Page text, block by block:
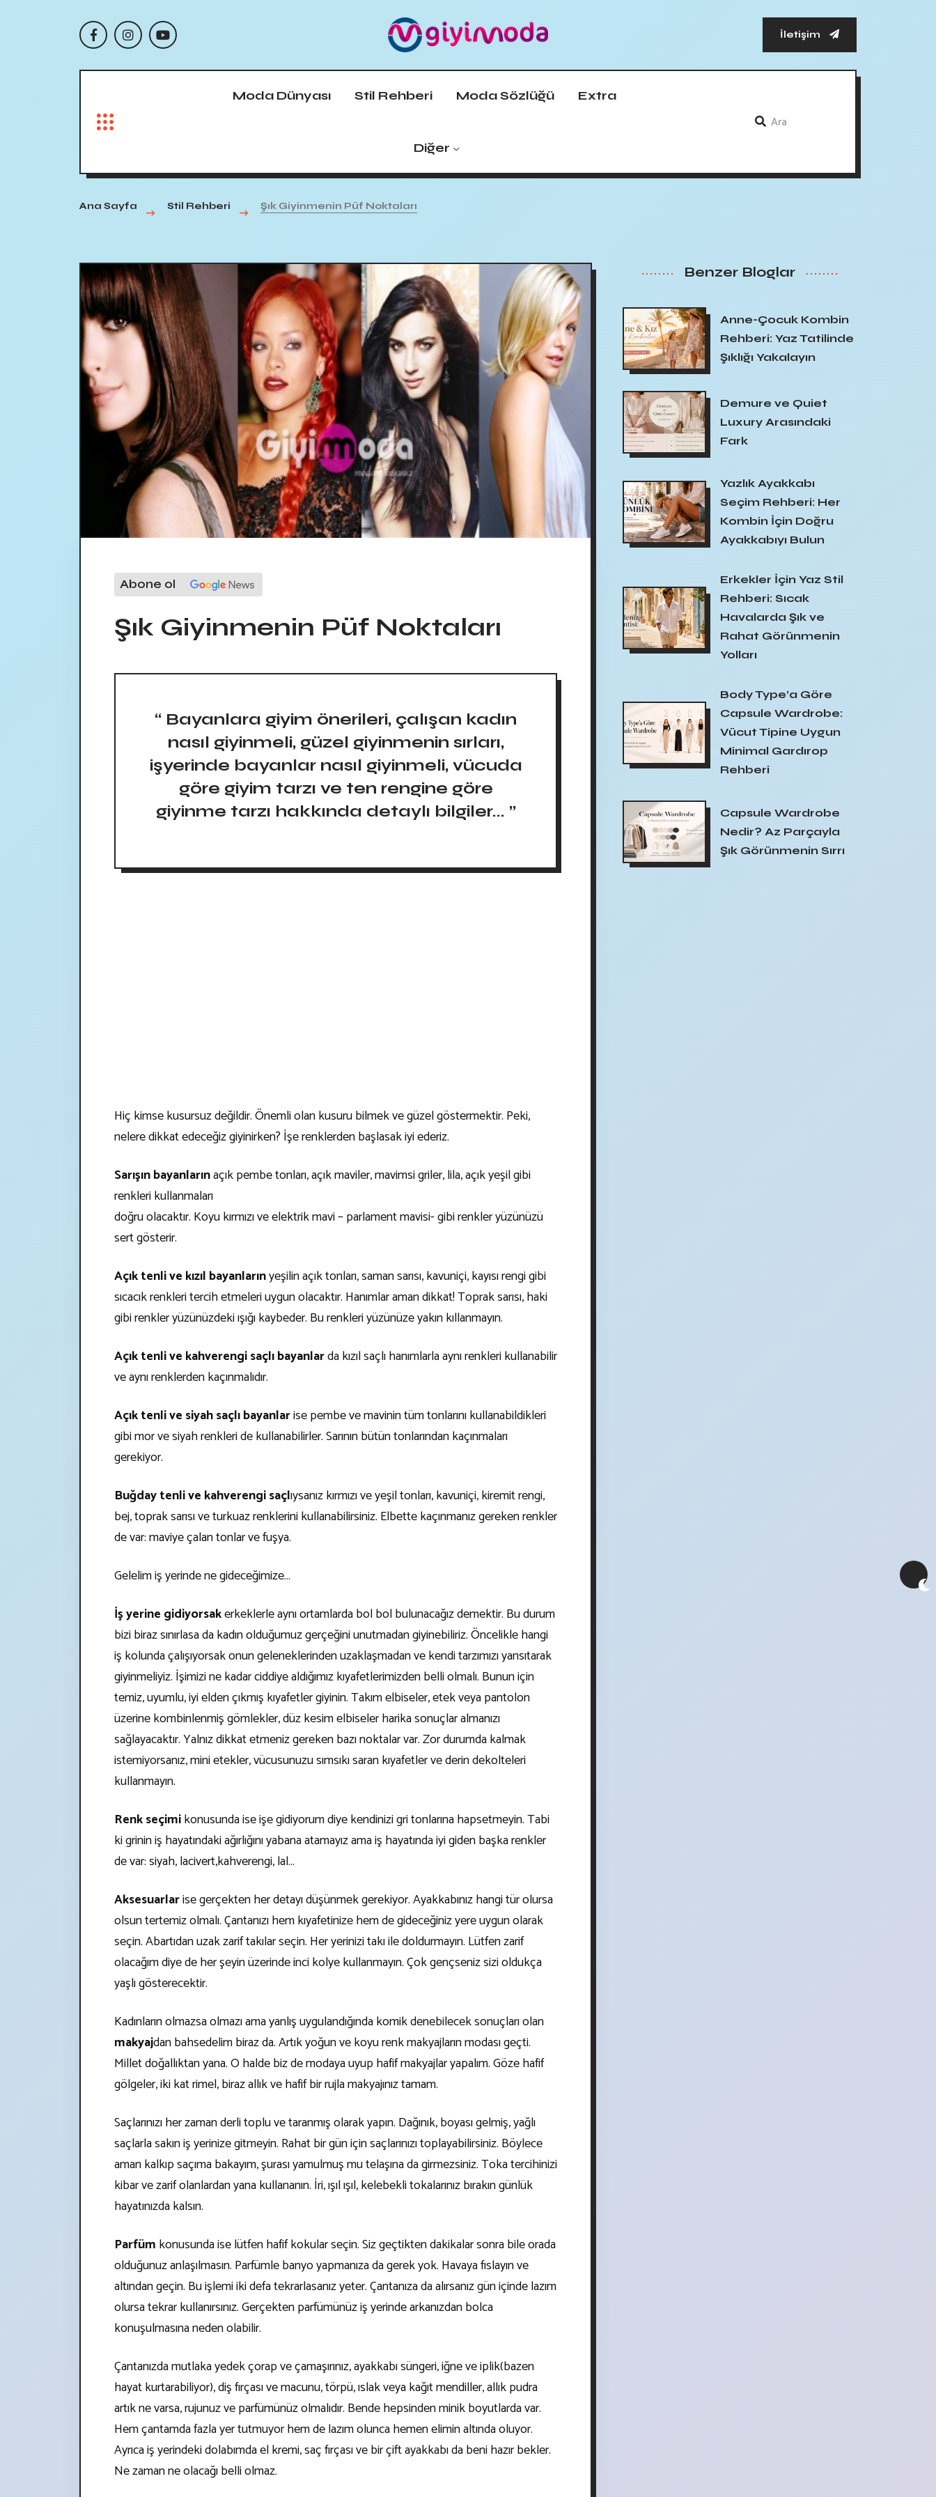
İletişim
Moda Dünyası Stil Rehberi Moda Sözlüğü Extra
Diğer
Ana Sayfa Stil Rehberi Şık Giyinmenin Püf Noktaları
Abone ol
Şık Giyinmenin Püf Noktaları
“ Bayanlara giyim önerileri, çalışan kadın
nasıl giyinmeli, güzel giyinmenin sırları,
işyerinde bayanlar nasıl giyinmeli, vücuda
göre giyim tarzı ve ten rengine göre
giyinme tarzı hakkında detaylı bilgiler... ”
Hiç kimse kusursuz değildir. Önemli olan kusuru bilmek ve güzel göstermektir. Peki,
nelere dikkat edeceğiz giyinirken? İşe renklerden başlasak iyi ederiz.
Sarışın bayanlarınaçık pembe tonları, açık maviler, mavimsi griler, lila, açık yeşil gibi
renkleri kullanmaları
doğru olacaktır. Koyu kırmızı ve elektrik mavi – parlament mavisi- gibi renkler yüzünüzü
sert gösterir.
Açık tenli ve kızıl bayanlarınyeşilin açık tonları, saman sarısı, kavuniçi, kayısı rengi gibi
sıcacık renkleri tercih etmeleri uygun olacaktır. Hanımlar aman dikkat! Toprak sarısı, haki
gibi renkler yüzünüzdeki ışığı kaybeder. Bu renkleri yüzünüze yakın kıllanmayın.
Açık tenli ve kahverengi saçlı bayanlarda kızıl saçlı hanımlarla aynı renkleri kullanabilir
ve aynı renklerden kaçınmalıdır.
Açık tenli ve siyah saçlı bayanlarise pembe ve mavinin tüm tonlarını kullanabildikleri
gibi mor ve siyah renkleri de kullanabilirler. Sarının bütün tonlarından kaçınmaları
gerekiyor.
Buğday tenli ve kahverengi saçlıysanız kırmızı ve yeşil tonları, kavuniçi, kiremit rengi,
bej, toprak sarısı ve turkuaz renklerini kullanabilirsiniz. Elbette kaçınmanız gereken renkler
de var: maviye çalan tonlar ve fuşya.
Gelelim iş yerinde ne gideceğimize…
İş yerine gidiyorsakerkeklerle aynı ortamlarda bol bol bulunacağız demektir. Bu durum
bizi biraz sınırlasa da kadın olduğumuz gerçeğini unutmadan giyinebiliriz. Öncelikle hangi
iş kolunda çalışıyorsak onun geleneklerinden uzaklaşmadan ve kendi tarzımızı yansıtarak
giyinmeliyiz. İşimizi ne kadar ciddiye aldığımız kıyafetlerimizden belli olmalı. Bunun için
temiz, uyumlu, iyi elden çıkmış kıyafetler giyinin. Takım elbiseler, etek veya pantolon
üzerine kombinlenmiş gömlekler, düz kesim elbiseler harika sonuçlar almanızı
sağlayacaktır. Yalnız dikkat etmeniz gereken bazı noktalar var. Zor durumda kalmak
istemiyorsanız, mini etekler, vücusunuzu sımsıkı saran kıyafetler ve derin dekolteleri
kullanmayın.
Renk seçimikonusunda ise işe gidiyorum diye kendinizi gri tonlarına hapsetmeyin. Tabi
ki grinin iş hayatındaki ağırlığını yabana atamayız ama iş hayatında iyi giden başka renkler
de var: siyah, lacivert,kahverengi, lal…
Aksesuarlarise gerçekten her detayı düşünmek gerekiyor. Ayakkabınız hangi tür olursa
olsun tertemiz olmalı. Çantanızı hem kıyafetinize hem de gideceğiniz yere uygun olarak
seçin. Abartıdan uzak zarif takılar seçin. Her yerinizi takı ile doldurmayın. Lütfen zarif
olacağım diye de her şeyin üzerinde inci kolye kullanmayın. Çok gençseniz sizi oldukça
yaşlı gösterecektir.
Kadınların olmazsa olmazı ama yanlış uygulandığında komik denebilecek sonuçları olan
makyajdan bahsedelim biraz da. Artık yoğun ve koyu renk makyajların modası geçti.
Millet doğallıktan yana. O halde biz de modaya uyup hafif makyajlar yapalım. Göze hafif
gölgeler, iki kat rimel, biraz allık ve hafif bir rujla makyajınız tamam.
Saçlarınızı her zaman derli toplu ve taranmış olarak yapın. Dağınık, boyası gelmiş, yağlı
saçlarla sakın iş yerinize gitmeyin. Rahat bir gün için saçlarınızı toplayabilirsiniz. Böylece
aman kalkıp saçıma bakayım, şurası yamulmuş mu telaşına da girmezsiniz. Toka tercihinizi
kibar ve zarif olanlardan yana kullananın. İri, ışıl ışıl, kelebekli tokalarınız bırakın günlük
hayatınızda kalsın.
Parfüm konusunda ise lütfen hafif kokular seçin. Siz geçtikten dakikalar sonra bile orada
olduğunuz anlaşılmasın. Parfümle banyo yapmanıza da gerek yok. Havaya fıslayın ve
altından geçin. Bu işlemi iki defa tekrarlasanız yeter. Çantanıza da alırsanız gün içinde lazım
olursa tekrar kullanırsınız. Gerçekten parfümünüz iş yerinde arkanızdan bolca
konuşulmasına neden olabilir.
Çantanızda mutlaka yedek çorap ve çamaşırınız, ayakkabı süngeri, iğne ve iplik(bazen
hayat kurtarabiliyor), diş fırçası ve macunu, törpü, ıslak veya kağıt mendiller, allık pudra
artık ne varsa, rujunuz ve parfümünüz olmalıdır. Bende hepsinden minik boyutlarda var.
Hem çantamda fazla yer tutmuyor hem de lazım olunca hemen elimin altında oluyor.
Ayrıca iş yerindeki dolabımda el kremi, saç fırçası ve bir çift ayakkabı da beni hazır bekler.
Ne zaman ne olacağı belli olmaz.
Benzer Bloglar
Anne-Çocuk Kombin
Rehberi: Yaz Tatilinde
Şıklığı Yakalayın
Demure ve Quiet
Luxury Arasındaki
Fark
Yazlık Ayakkabı
Seçim Rehberi: Her
Kombin İçin Doğru
Ayakkabıyı Bulun
Erkekler İçin Yaz Stil
Rehberi: Sıcak
Havalarda Şık ve
Rahat Görünmenin
Yolları
Body Type’a Göre
Capsule Wardrobe:
Vücut Tipine Uygun
Minimal Gardırop
Rehberi
Capsule Wardrobe
Nedir? Az Parçayla
Şık Görünmenin Sırrı